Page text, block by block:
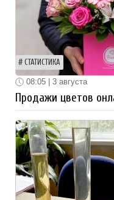
СТАТИСТИКА
08:05 | 3 августа
Продажи цветов